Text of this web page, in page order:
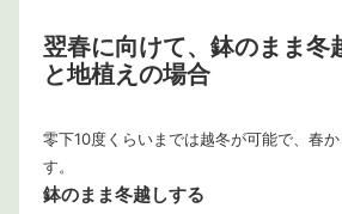
翌春に向けて、鉢のまま冬
と地植えの場合
零下10度くらいまでは越冬が可能で、春
す。
鉢のまま冬越しする